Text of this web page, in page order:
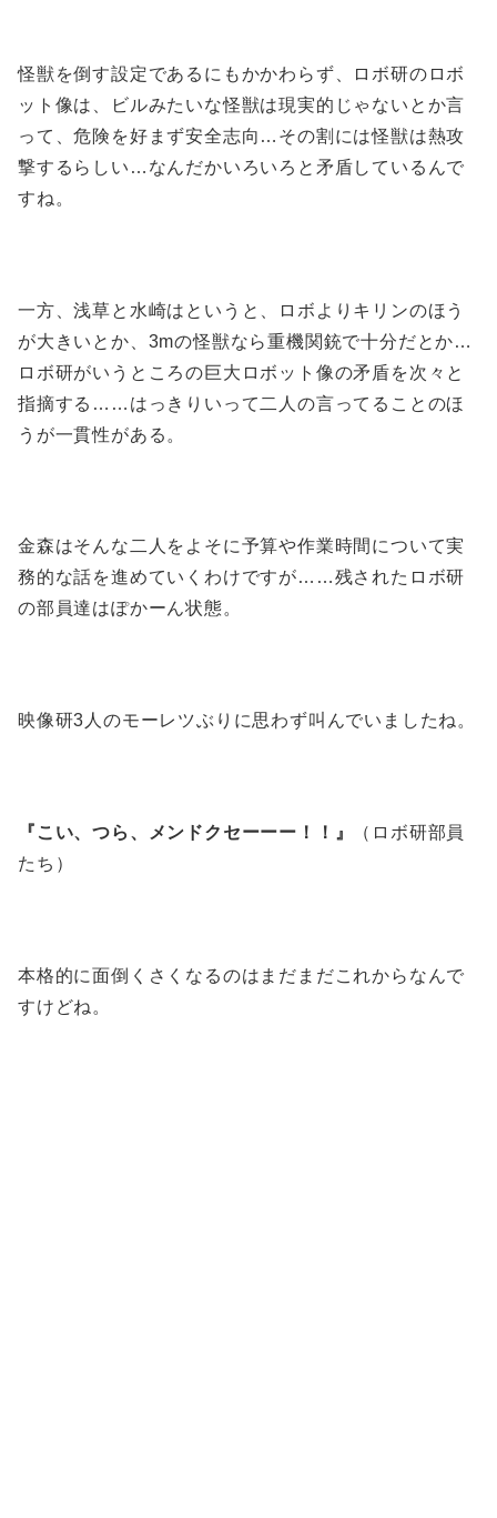
怪獣を倒す設定であるにもかかわらず、ロボ研のロボ
ット像は、ビルみたいな怪獣は現実的じゃないとか言
って、危険を好まず安全志向…その割には怪獣は熱攻
撃するらしい…なんだかいろいろと矛盾しているんで
すね。
一方、浅草と水崎はというと、ロボよりキリンのほう
が大きいとか、3mの怪獣なら重機関銃で十分だとか…
ロボ研がいうところの巨大ロボット像の矛盾を次々と
指摘する……はっきりいって二人の言ってることのほ
うが一貫性がある。
金森はそんな二人をよそに予算や作業時間について実
務的な話を進めていくわけですが……残されたロボ研
の部員達はぽかーん状態。
映像研3人のモーレツぶりに思わず叫んでいましたね。
『こい、つら、メンドクセーーー！！』
（ロボ研部員
たち）
本格的に面倒くさくなるのはまだまだこれからなんで
すけどね。